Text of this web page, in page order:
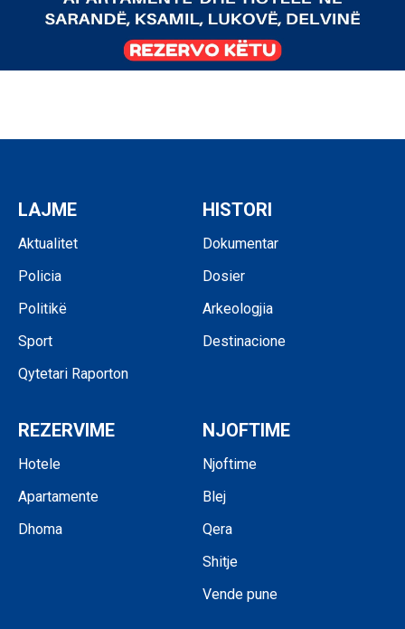
LAJME
Aktualitet
Policia
Politikë
Sport
Qytetari Raporton
HISTORI
Dokumentar
Dosier
Arkeologjia
Destinacione
REZERVIME
Hotele
Apartamente
Dhoma
NJOFTIME
Njoftime
Blej
Qera
Shitje
Vende pune